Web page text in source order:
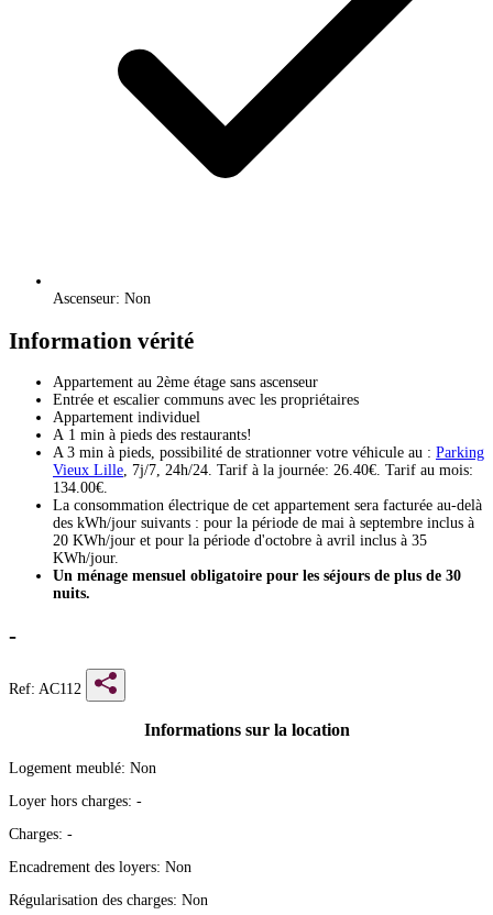
Ascenseur: Non
Information vérité
Appartement au 2ème étage sans ascenseur
Entrée et escalier communs avec les propriétaires
Appartement individuel
A 1 min à pieds des restaurants!
A 3 min à pieds, possibilité de strationner votre véhicule au : Parking
Vieux Lille, 7j/7, 24h/24. Tarif à la journée: 26.40€. Tarif au mois:
134.00€.
La consommation électrique de cet appartement sera facturée au-delà
des kWh/jour suivants : pour la période de mai à septembre inclus à
20 KWh/jour et pour la période d'octobre à avril inclus à 35
KWh/jour.
Un ménage mensuel obligatoire pour les séjours de plus de 30
nuits.
-
Ref: AC112
Informations sur la location
Logement meublé: Non
Loyer hors charges: -
Charges: -
Encadrement des loyers: Non
Régularisation des charges: Non